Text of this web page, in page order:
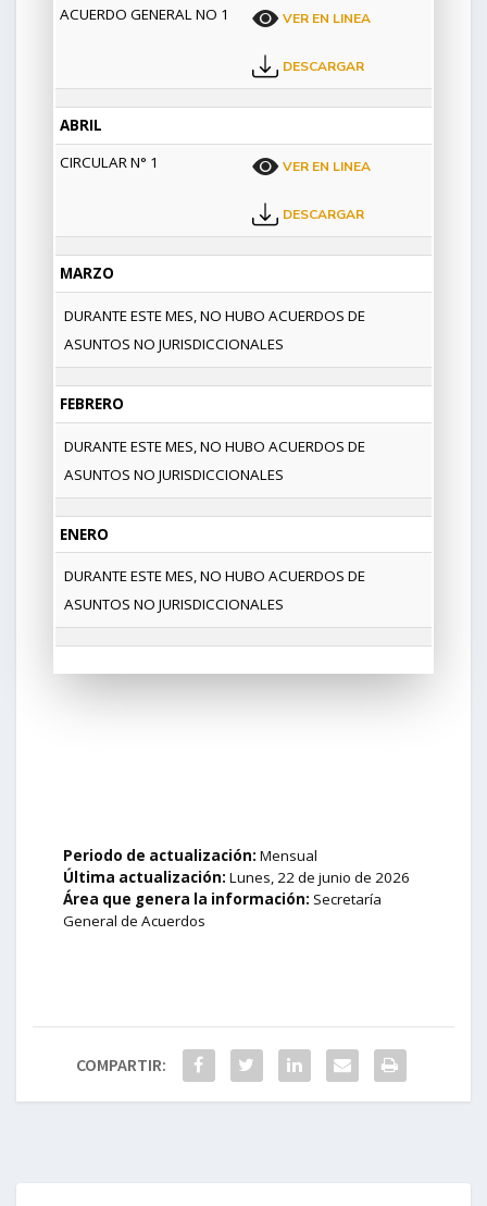
ACUERDO GENERAL NO 1 VER EN LINEA
DESCARGAR
ABRIL
CIRCULAR N° 1
VER EN LINEA
DESCARGAR
MARZO
DURANTE ESTE MES, NO HUBO ACUERDOS DE
ASUNTOS NO JURISDICCIONALES
FEBRERO
DURANTE ESTE MES, NO HUBO ACUERDOS DE
ASUNTOS NO JURISDICCIONALES
ENERO
DURANTE ESTE MES, NO HUBO ACUERDOS DE
ASUNTOS NO JURISDICCIONALES
Periodo de actualización: Mensual
Última actualización: Lunes, 22 de junio de 2026
Área que genera la información: Secretaría
General de Acuerdos
COMPARTIR: